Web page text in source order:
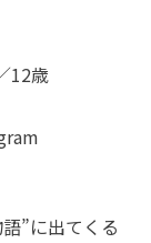
12歳
”に出てくる